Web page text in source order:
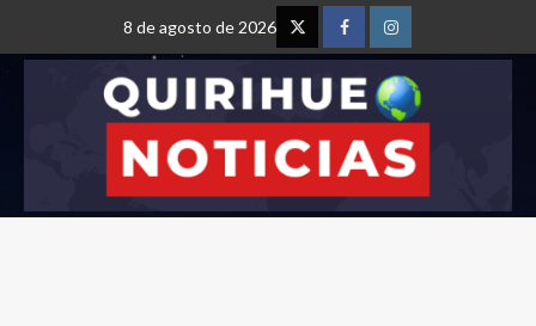
8 de agosto de 2026